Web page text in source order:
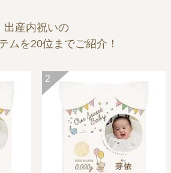
出産内祝いの
ムを20位までご紹介！
2